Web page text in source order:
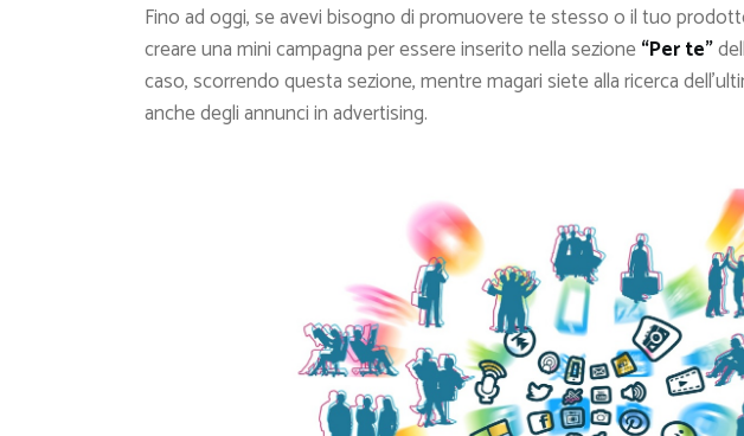
Fino ad oggi, se avevi bisogno di promuovere te stesso o il tuo
creare una mini campagna per essere inserito nella sezione“Per te”
caso, scorrendo questa sezione, mentre magari siete alla ricerca
anche degli annunci in advertising.